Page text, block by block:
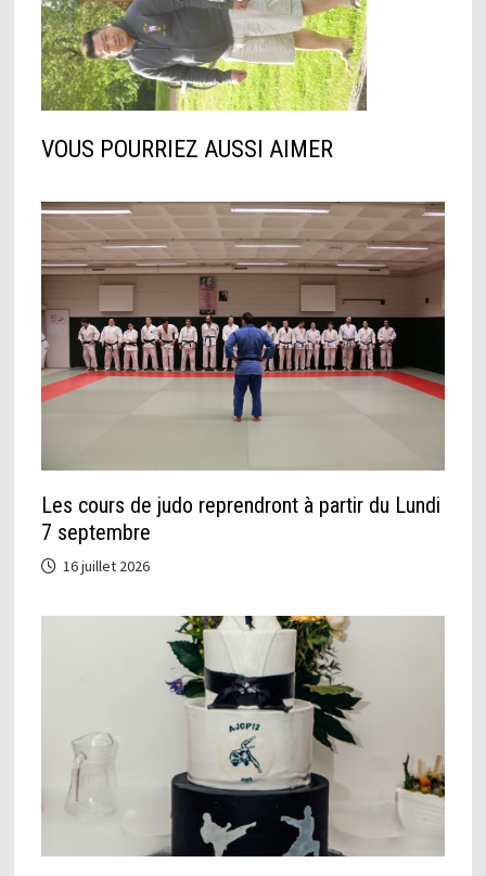
VOUS POURRIEZ AUSSI AIMER
Les cours de judo reprendront à partir du Lundi
7 septembre
16 juillet 2026